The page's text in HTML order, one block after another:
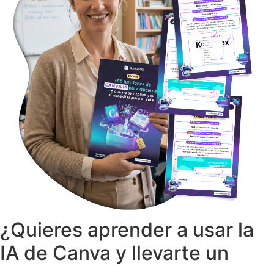
¿Quieres aprender a usar la
IA de Canva y llevarte un